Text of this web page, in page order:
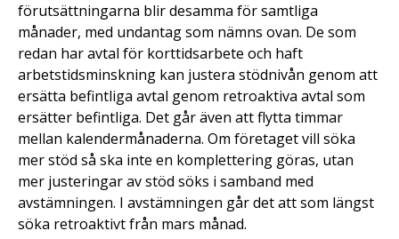
förutsättningarna blir desamma för samtliga
månader, med undantag som nämns ovan. De som
redan har avtal för korttidsarbete och haft
arbetstidsminskning kan justera stödnivån genom att
ersätta befintliga avtal genom retroaktiva avtal som
ersätter befintliga. Det går även att flytta timmar
mellan kalendermånaderna. Om företaget vill söka
mer stöd så ska inte en komplettering göras, utan
mer justeringar av stöd söks i samband med
avstämningen. I avstämningen går det att som längst
söka retroaktivt från mars månad.